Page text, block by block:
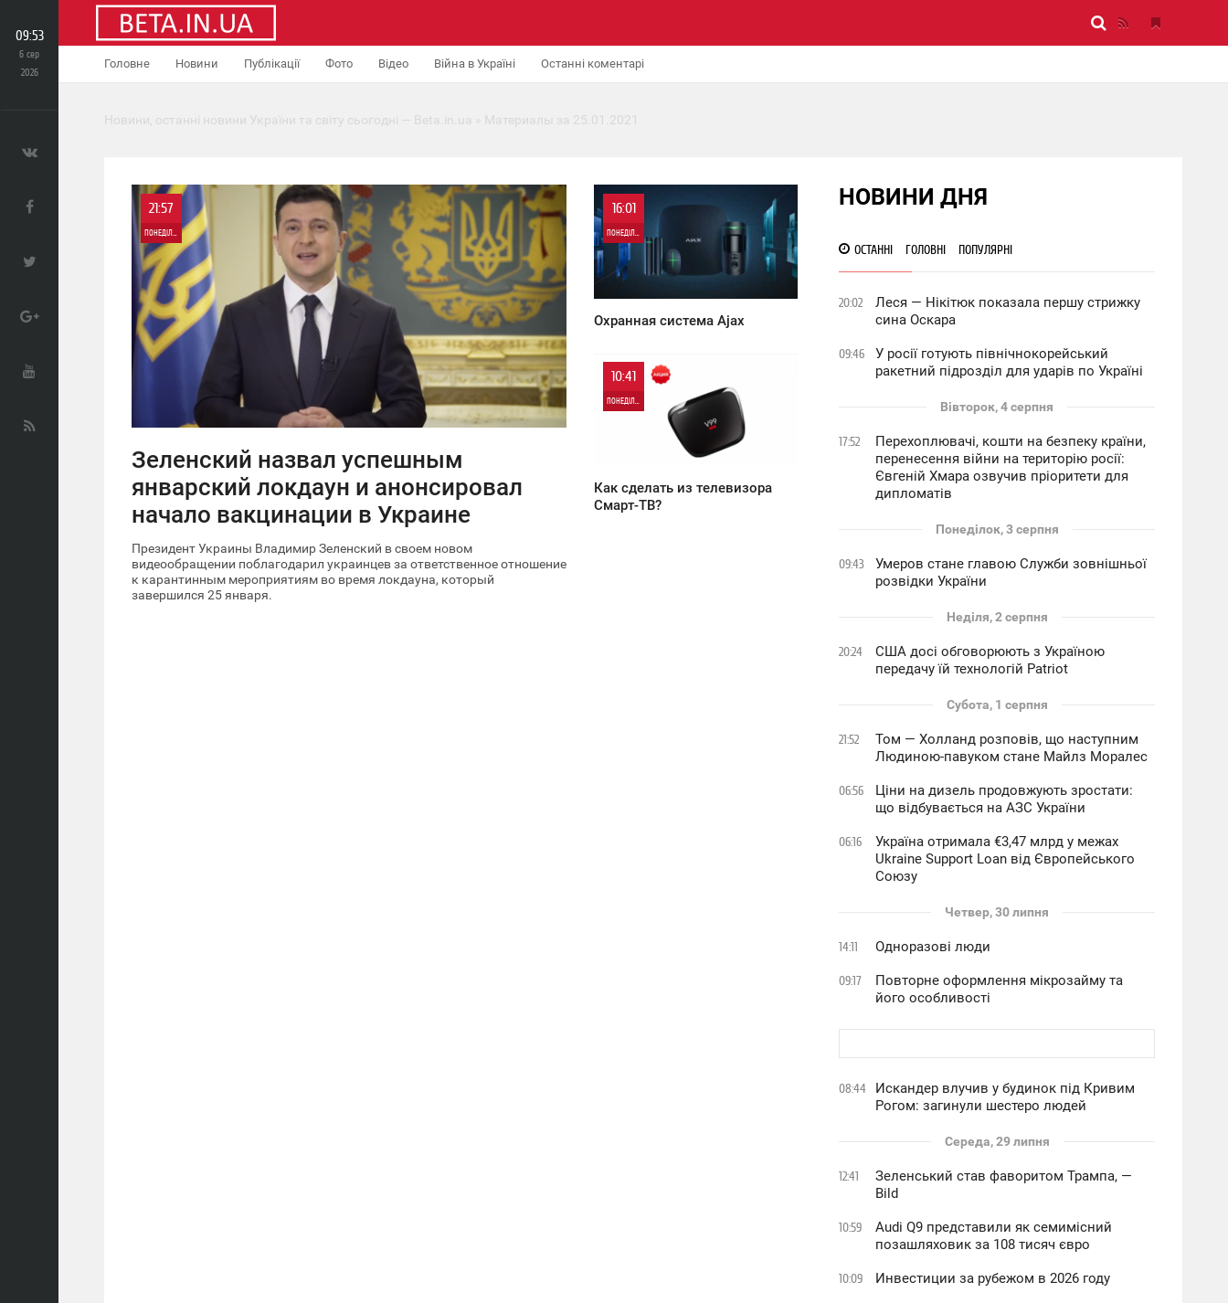
Головне Новини Публікації Фото Відео Війна в Україні Останні коментарі
09:53
6 сер
2026
Новини, останні новини України та світу сьогодні — Beta.in.ua » Материалы за 25.01.2021
21:57
ПОНЕДІЛОК
0
2 636
Зеленский назвал успешным
январский локдаун и анонсировал
начало вакцинации в Украине
Президент Украины Владимир Зеленский в своем новом
видеообращении поблагодарил украинцев за ответственное отношение
к карантинным мероприятиям во время локдауна, который
завершился 25 января.
16:01
ПОНЕДІЛОК
725
Охранная система Ajax
10:41
Как сделать из телевизора
Смарт-ТВ?
НОВИНИ ДНЯ
ОСТАННІ ГОЛОВНІ ПОПУЛЯРНІ
20:02
Леся — Нікітюк показала першу стрижку
сина Оскара
09:46
У росії готують північнокорейський
ракетний підрозділ для ударів по Україні
Вівторок, 4 серпня
17:52
Перехоплювачі, кошти на безпеку країни,
перенесення війни на територію росії:
Євгеній Хмара озвучив пріоритети для
дипломатів
Понеділок, 3 серпня
09:43
Умеров стане главою Служби зовнішньої
розвідки України
Неділя, 2 серпня
20:24
США досі обговорюють з Україною
передачу їй технологій Patriot
Субота, 1 серпня
21:52
Том — Холланд розповів, що наступним
Людиною-павуком стане Майлз Моралес
06:56
Ціни на дизель продовжують зростати:
що відбувається на АЗС України
06:16
Україна отримала €3,47 млрд у межах
Ukraine Support Loan від Європейського
Союзу
Четвер, 30 липня
14:11 Одноразові люди
09:17
Повторне оформлення мікрозайму та
його особливості
08:44
Искандер влучив у будинок під Кривим
Рогом: загинули шестеро людей
Середа, 29 липня
12:41
Зеленський став фаворитом Трампа, —
Bild
10:59
Audi Q9 представили як семимісний
позашляховик за 108 тисяч євро
10:09 Инвестиции за рубежом в 2026 году